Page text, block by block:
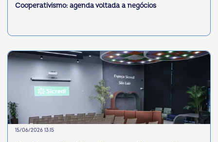
Cooperativismo: agenda voltada a negócios
15/06/2026 13:15